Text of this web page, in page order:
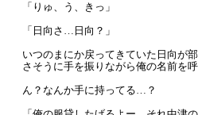
「りゅ、う、きっ」
「日向さ…日向？」
いつのまにか戻ってきていた日向が
さそうに手を振りながら俺の名前を呼
ん？なんか手に持ってる…？